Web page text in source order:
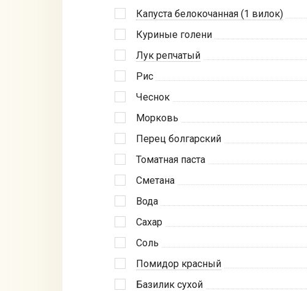
Капуста белокочанная (1 вилок)
Куриные голени
Лук репчатый
Рис
Чеснок
Морковь
Перец болгарский
Томатная паста
Сметана
Вода
Сахар
Соль
Помидор красный
Базилик сухой